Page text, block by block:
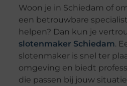
Woon je in Schiedam of
een betrouwbare
helpen? Dan kun je
slotenmaker Schiedam.
slotenmaker is snel ter
omgeving en biedt
die passen bij jouw